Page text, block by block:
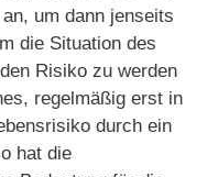
um dann jenseits
die Situation des
Risiko zu werden
regelmäßig erst in
durch ein
hat die